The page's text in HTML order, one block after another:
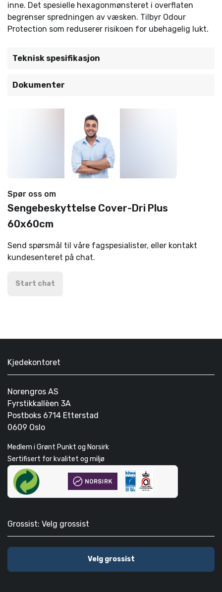
inne. Det spesielle hexagonmønsteret i overflaten
begrenser spredningen av væsken. Tilbyr Odour
Protection som reduserer risikoen for ubehagelig lukt.
Teknisk spesifikasjon
Dokumenter
Spør oss om
Sengebeskyttelse Cover-Dri Plus
60x60cm
Send spørsmål til våre fagspesialister, eller kontakt
kundesenteret på chat.
Start chat
Kjedekontoret
Norengros AS
Fyrstikkallèen 3A
Postboks 6714 Etterstad
0609 Oslo
Medlem i Grønt Punkt og Norsirk
Sertifisert for kvalitet og miljø
Grossist: Velg grossist
Velg grossist